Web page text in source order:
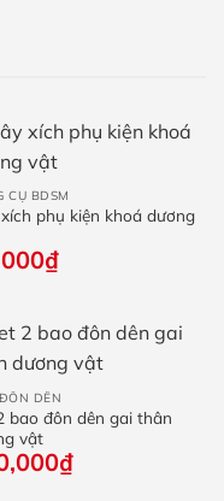
CỤ BDSM
phụ kiện khoá dương
₫
DÊN
bao đôn dên gai thân
vật
₫